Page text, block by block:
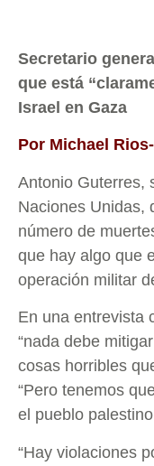
Secretario
que está
Israel en Gaza
Por Michael
Antonio Guterres,
Naciones Unidas,
número de
que hay algo que
operación militar
En una entrevista
“nada debe
cosas horribles
“Pero tenemos
el pueblo
“Hay violaciones